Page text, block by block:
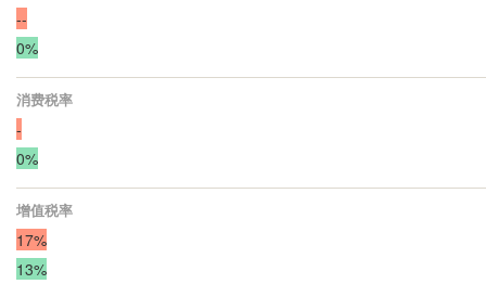
--
0%
消费税率
-
0%
增值税率
17%
13%